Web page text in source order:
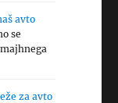
avto
se
za avto